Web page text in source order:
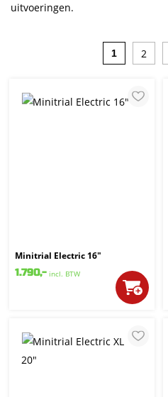
uitvoeringen.
1 2
Minitrial Electric 16"
1.790,- incl. BTW